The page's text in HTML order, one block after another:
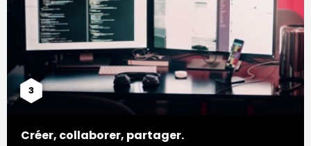
3
Créer, collaborer, partager.